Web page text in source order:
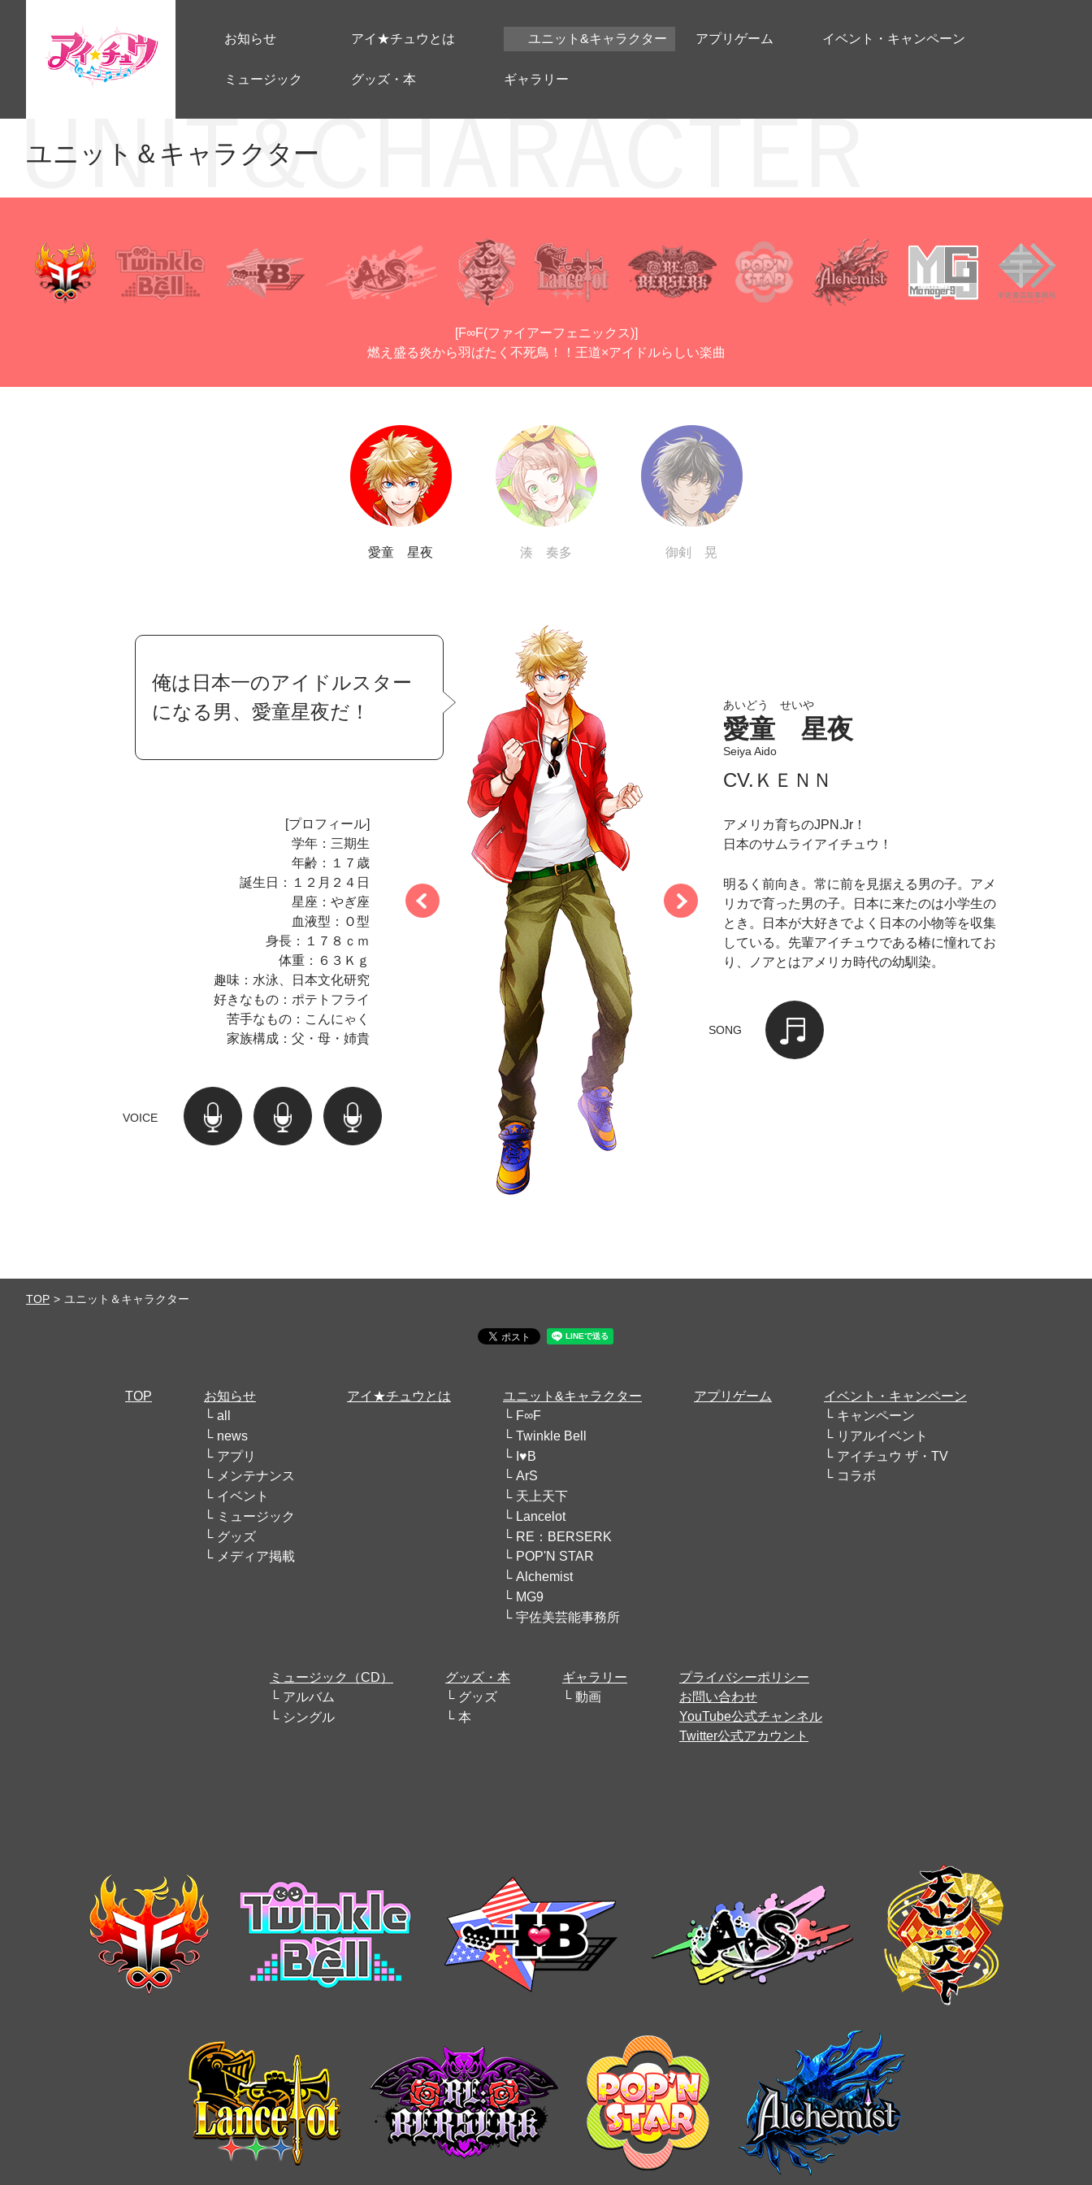
お知らせ アイ★チュウとは ユニット&キャラクター アプリゲーム イベント・キャンペーン
ミュージック グッズ・本 ギャラリー
ユニット＆キャラクター
[F∞F(ファイアーフェニックス)]
燃え盛る炎から羽ばたく不死鳥！！王道×アイドルらしい楽曲
愛童 星夜 湊 奏多 御剣 晃
俺は日本一のアイドルスター
になる男、愛童星夜だ！
あいどう せいや
愛童 星夜
Seiya Aido
CV.ＫＥＮＮ
アメリカ育ちのJPN.Jr！
日本のサムライアイチュウ！
明るく前向き。常に前を見据える男の子。アメ
リカで育った男の子。日本に来たのは小学生の
とき。日本が大好きでよく日本の小物等を収集
している。先輩アイチュウである椿に憧れてお
り、ノアとはアメリカ時代の幼馴染。
SONG
[プロフィール]
学年：三期生
年齢：１７歳
誕生日：１２月２４日
星座：やぎ座
血液型：Ｏ型
身長：１７８ｃｍ
体重：６３Ｋｇ
趣味：水泳、日本文化研究
好きなもの：ポテトフライ
苦手なもの：こんにゃく
家族構成：父・母・姉貴
VOICE
TOP ユニット＆キャラクター
TOP
お知らせ
all
news
アプリ
メンテナンス
イベント
ミュージック
グッズ
メディア掲載
アイ★チュウとは
ユニット&キャラクター
F∞F
Twinkle Bell
I♥B
ArS
天上天下
Lancelot
RE：BERSERK
POP'N STAR
Alchemist
MG9
宇佐美芸能事務所
アプリゲーム
イベント・キャンペーン
キャンペーン
リアルイベント
アイチュウ ザ・TV
コラボ
ミュージック（CD）
アルバム
シングル
グッズ・本
グッズ
本
ギャラリー
動画
プライバシーポリシー
お問い合わせ
YouTube公式チャンネル
Twitter公式アカウント